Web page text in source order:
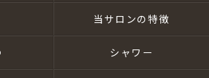
当サロンの特徴
シャワー